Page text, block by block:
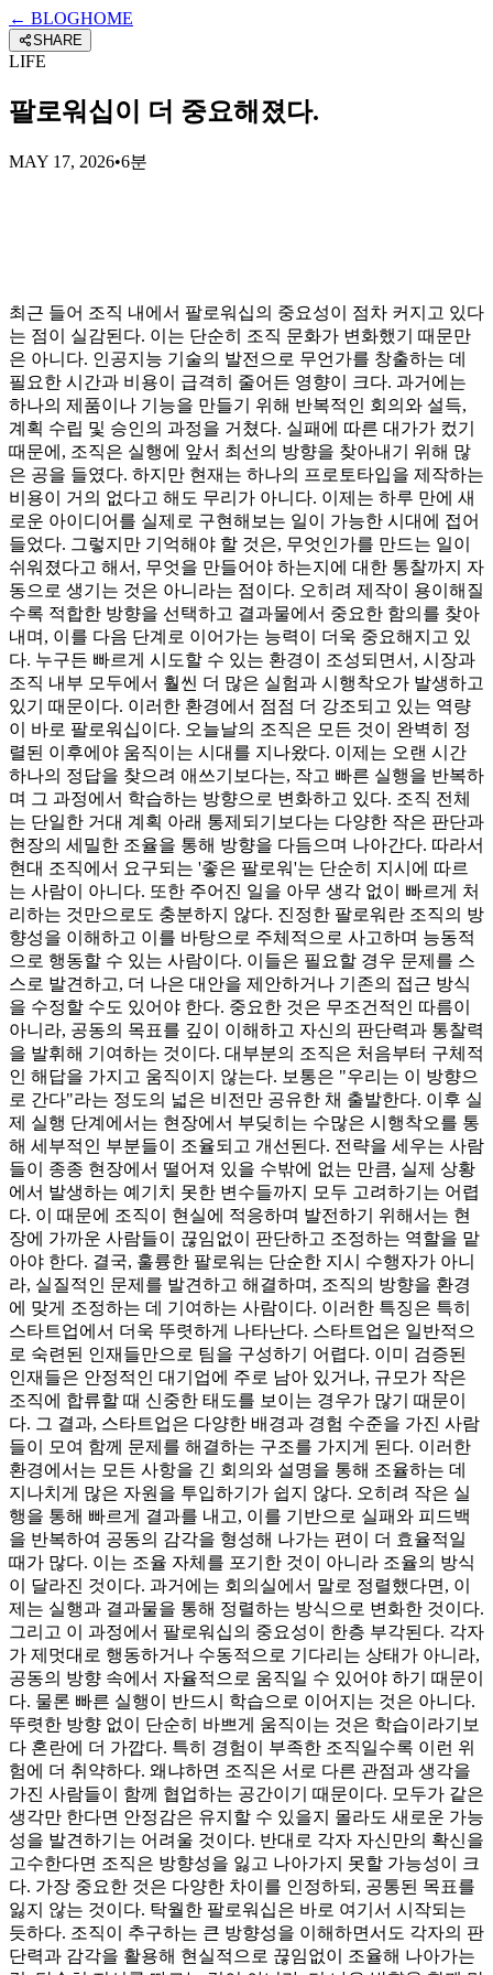
← BLOGHOME
SHARE
LIFE
팔로워십이 더 중요해졌다.
MAY 17, 2026•6분
최근 들어 조직 내에서 팔로워십의 중요성이 점차 커지고 있다
는 점이 실감된다. 이는 단순히 조직 문화가 변화했기 때문만
은 아니다. 인공지능 기술의 발전으로 무언가를 창출하는 데
필요한 시간과 비용이 급격히 줄어든 영향이 크다. 과거에는
하나의 제품이나 기능을 만들기 위해 반복적인 회의와 설득,
계획 수립 및 승인의 과정을 거쳤다. 실패에 따른 대가가 컸기
때문에, 조직은 실행에 앞서 최선의 방향을 찾아내기 위해 많
은 공을 들였다. 하지만 현재는 하나의 프로토타입을 제작하는
비용이 거의 없다고 해도 무리가 아니다. 이제는 하루 만에 새
로운 아이디어를 실제로 구현해보는 일이 가능한 시대에 접어
들었다. 그렇지만 기억해야 할 것은, 무엇인가를 만드는 일이
쉬워졌다고 해서, 무엇을 만들어야 하는지에 대한 통찰까지 자
동으로 생기는 것은 아니라는 점이다. 오히려 제작이 용이해질
수록 적합한 방향을 선택하고 결과물에서 중요한 함의를 찾아
내며, 이를 다음 단계로 이어가는 능력이 더욱 중요해지고 있
다. 누구든 빠르게 시도할 수 있는 환경이 조성되면서, 시장과
조직 내부 모두에서 훨씬 더 많은 실험과 시행착오가 발생하고
있기 때문이다. 이러한 환경에서 점점 더 강조되고 있는 역량
이 바로 팔로워십이다. 오늘날의 조직은 모든 것이 완벽히 정
렬된 이후에야 움직이는 시대를 지나왔다. 이제는 오랜 시간
하나의 정답을 찾으려 애쓰기보다는, 작고 빠른 실행을 반복하
며 그 과정에서 학습하는 방향으로 변화하고 있다. 조직 전체
는 단일한 거대 계획 아래 통제되기보다는 다양한 작은 판단과
현장의 세밀한 조율을 통해 방향을 다듬으며 나아간다. 따라서
현대 조직에서 요구되는 '좋은 팔로워'는 단순히 지시에 따르
는 사람이 아니다. 또한 주어진 일을 아무 생각 없이 빠르게 처
리하는 것만으로도 충분하지 않다. 진정한 팔로워란 조직의 방
향성을 이해하고 이를 바탕으로 주체적으로 사고하며 능동적
으로 행동할 수 있는 사람이다. 이들은 필요할 경우 문제를 스
스로 발견하고, 더 나은 대안을 제안하거나 기존의 접근 방식
을 수정할 수도 있어야 한다. 중요한 것은 무조건적인 따름이
아니라, 공동의 목표를 깊이 이해하고 자신의 판단력과 통찰력
을 발휘해 기여하는 것이다. 대부분의 조직은 처음부터 구체적
인 해답을 가지고 움직이지 않는다. 보통은 "우리는 이 방향으
로 간다"라는 정도의 넓은 비전만 공유한 채 출발한다. 이후 실
제 실행 단계에서는 현장에서 부딪히는 수많은 시행착오를 통
해 세부적인 부분들이 조율되고 개선된다. 전략을 세우는 사람
들이 종종 현장에서 떨어져 있을 수밖에 없는 만큼, 실제 상황
에서 발생하는 예기치 못한 변수들까지 모두 고려하기는 어렵
다. 이 때문에 조직이 현실에 적응하며 발전하기 위해서는 현
장에 가까운 사람들이 끊임없이 판단하고 조정하는 역할을 맡
아야 한다. 결국, 훌륭한 팔로워는 단순한 지시 수행자가 아니
라, 실질적인 문제를 발견하고 해결하며, 조직의 방향을 환경
에 맞게 조정하는 데 기여하는 사람이다. 이러한 특징은 특히
스타트업에서 더욱 뚜렷하게 나타난다. 스타트업은 일반적으
로 숙련된 인재들만으로 팀을 구성하기 어렵다. 이미 검증된
인재들은 안정적인 대기업에 주로 남아 있거나, 규모가 작은
조직에 합류할 때 신중한 태도를 보이는 경우가 많기 때문이
다. 그 결과, 스타트업은 다양한 배경과 경험 수준을 가진 사람
들이 모여 함께 문제를 해결하는 구조를 가지게 된다. 이러한
환경에서는 모든 사항을 긴 회의와 설명을 통해 조율하는 데
지나치게 많은 자원을 투입하기가 쉽지 않다. 오히려 작은 실
행을 통해 빠르게 결과를 내고, 이를 기반으로 실패와 피드백
을 반복하여 공동의 감각을 형성해 나가는 편이 더 효율적일
때가 많다. 이는 조율 자체를 포기한 것이 아니라 조율의 방식
이 달라진 것이다. 과거에는 회의실에서 말로 정렬했다면, 이
제는 실행과 결과물을 통해 정렬하는 방식으로 변화한 것이다.
그리고 이 과정에서 팔로워십의 중요성이 한층 부각된다. 각자
가 제멋대로 행동하거나 수동적으로 기다리는 상태가 아니라,
공동의 방향 속에서 자율적으로 움직일 수 있어야 하기 때문이
다. 물론 빠른 실행이 반드시 학습으로 이어지는 것은 아니다.
뚜렷한 방향 없이 단순히 바쁘게 움직이는 것은 학습이라기보
다 혼란에 더 가깝다. 특히 경험이 부족한 조직일수록 이런 위
험에 더 취약하다. 왜냐하면 조직은 서로 다른 관점과 생각을
가진 사람들이 함께 협업하는 공간이기 때문이다. 모두가 같은
생각만 한다면 안정감은 유지할 수 있을지 몰라도 새로운 가능
성을 발견하기는 어려울 것이다. 반대로 각자 자신만의 확신을
고수한다면 조직은 방향성을 잃고 나아가지 못할 가능성이 크
다. 가장 중요한 것은 다양한 차이를 인정하되, 공통된 목표를
잃지 않는 것이다. 탁월한 팔로워십은 바로 여기서 시작되는
듯하다. 조직이 추구하는 큰 방향성을 이해하면서도 각자의 판
단력과 감각을 활용해 현실적으로 끊임없이 조율해 나아가는